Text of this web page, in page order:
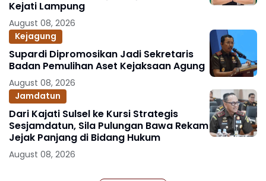
Kejati Lampung
August 08, 2026
Kejagung
Supardi Dipromosikan Jadi Sekretaris
Badan Pemulihan Aset Kejaksaan Agung
August 08, 2026
Jamdatun
Dari Kajati Sulsel ke Kursi Strategis
Sesjamdatun, Sila Pulungan Bawa Rekam
Jejak Panjang di Bidang Hukum
August 08, 2026